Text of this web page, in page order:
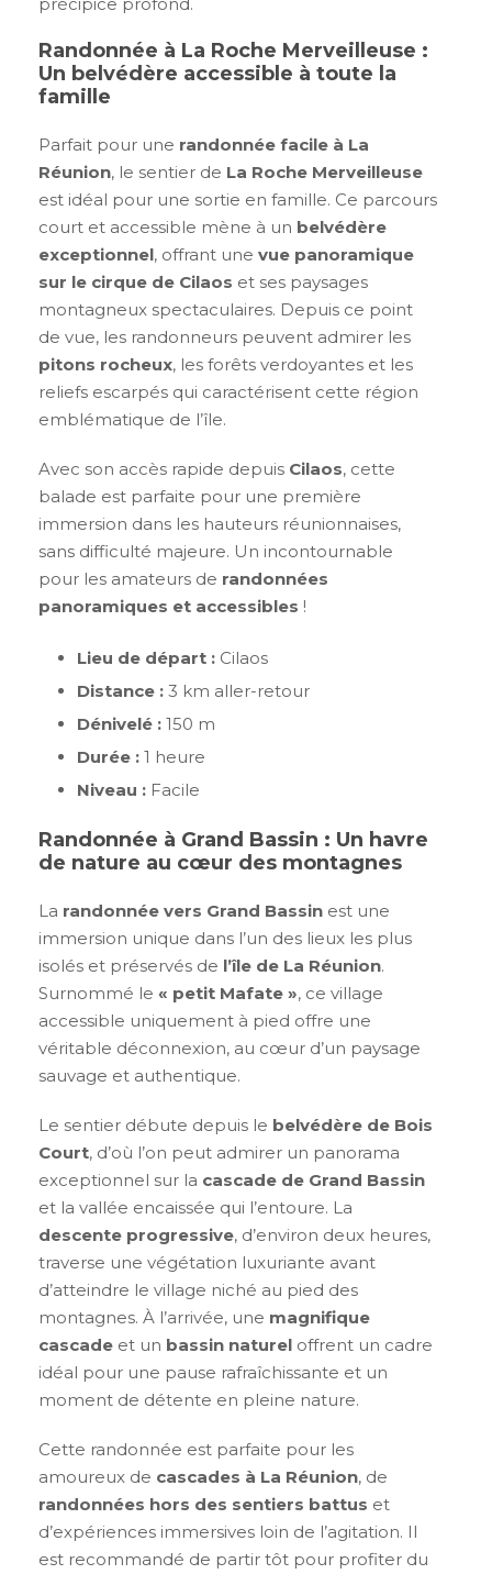
Randonnée à La Roche Merveilleuse :
Un belvédère accessible à toute la
famille
Parfait pour une randonnée facile à La
Réunion, le sentier de La Roche Merveilleuse
est idéal pour une sortie en famille. Ce parcours
court et accessible mène à un belvédère
exceptionnel, offrant une vue panoramique
sur le cirque de Cilaos et ses paysages
montagneux spectaculaires. Depuis ce point
de vue, les randonneurs peuvent admirer les
pitons rocheux, les forêts verdoyantes et les
reliefs escarpés qui caractérisent cette région
emblématique de l’île.
Avec son accès rapide depuis Cilaos, cette
balade est parfaite pour une première
immersion dans les hauteurs réunionnaises,
sans difficulté majeure. Un incontournable
pour les amateurs de randonnées
panoramiques et accessibles !
Lieu de départ : Cilaos
Distance : 3 km aller-retour
Dénivelé : 150 m
Durée : 1 heure
Niveau : Facile
Randonnée à Grand Bassin : Un havre
de nature au cœur des montagnes
La randonnée vers Grand Bassin est une
immersion unique dans l’un des lieux les plus
isolés et préservés de l’île de La Réunion.
Surnommé le « petit Mafate », ce village
accessible uniquement à pied offre une
véritable déconnexion, au cœur d’un paysage
sauvage et authentique.
Le sentier débute depuis le belvédère de Bois
Court, d’où l’on peut admirer un panorama
exceptionnel sur la cascade de Grand Bassin
et la vallée encaissée qui l’entoure. La
descente progressive, d’environ deux heures,
traverse une végétation luxuriante avant
d’atteindre le village niché au pied des
montagnes. À l’arrivée, une magnifique
cascade et un bassin naturel offrent un cadre
idéal pour une pause rafraîchissante et un
moment de détente en pleine nature.
Cette randonnée est parfaite pour les
amoureux de cascades à La Réunion, de
randonnées hors des sentiers battus et
d’expériences immersives loin de l’agitation. Il
est recommandé de partir tôt pour profiter du